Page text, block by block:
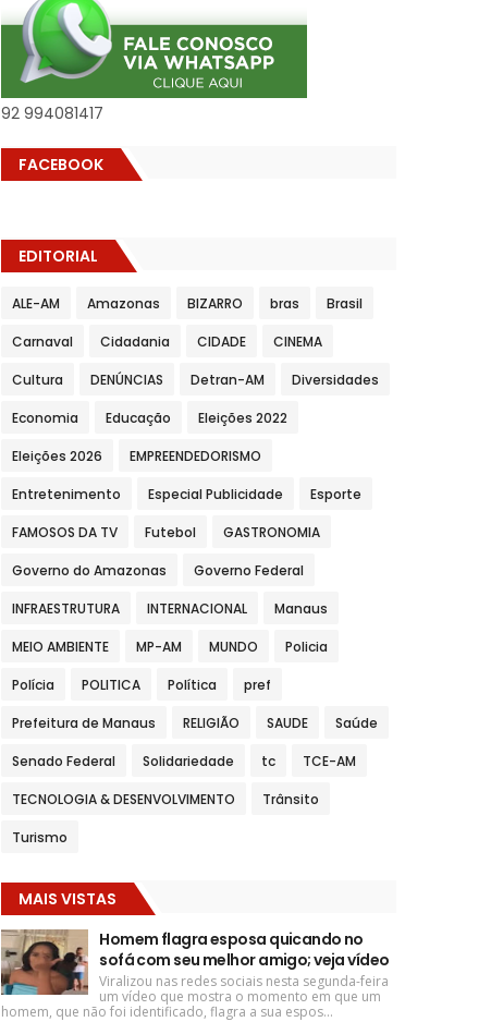
92 994081417
FACEBOOK
EDITORIAL
ALE-AM Amazonas BIZARRO bras Brasil
Carnaval Cidadania CIDADE CINEMA
Cultura DENÚNCIAS Detran-AM Diversidades
Economia Educação Eleições 2022
Eleições 2026 EMPREENDEDORISMO
Entretenimento Especial Publicidade Esporte
FAMOSOS DA TV Futebol GASTRONOMIA
Governo do Amazonas Governo Federal
INFRAESTRUTURA INTERNACIONAL Manaus
MEIO AMBIENTE MP-AM MUNDO Policia
Polícia POLITICA Política pref
Prefeitura de Manaus RELIGIÃO SAUDE Saúde
Senado Federal Solidariedade tc TCE-AM
TECNOLOGIA & DESENVOLVIMENTO Trânsito
Turismo
MAIS VISTAS
Homem flagra esposa quicando no
sofá com seu melhor amigo; veja vídeo
Viralizou nas redes sociais nesta segunda-feira
um vídeo que mostra o momento em que um
homem, que não foi identificado, flagra a sua espos...